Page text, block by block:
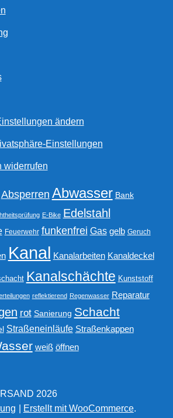
ändern
Einstellungen
widerrufen
Absperren Abwasser Bank
E-Bike Edelstahl
Feuerwehr funkenfrei Gas gelb Geruch
Kanal Kanalarbeiten Kanaldeckel
Kanalschächte Kunststoff
reflektierend Regenwasser Reparatur
rot Sanierung Schacht
Straßeneinläufe Straßenkappen
weiß öffnen
2026
Erstellt mit WooCommerce.